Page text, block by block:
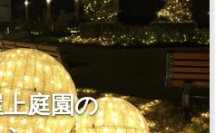
庭園の